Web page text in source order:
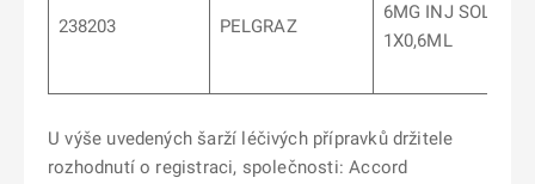
238203 PELGRAZ
6MG INJ SOL ISP
1X0,6ML
U výše uvedených šarží léčivých přípravků držitele
rozhodnutí o registraci, společnosti: Accord